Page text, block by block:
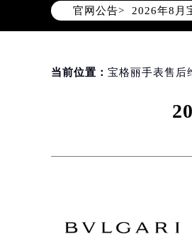
官网公告>
宝格丽官方
2026年8月
北京市东城
上海市徐
扬州市邗
盐城市盐
当前位置： 宝格丽手表售后